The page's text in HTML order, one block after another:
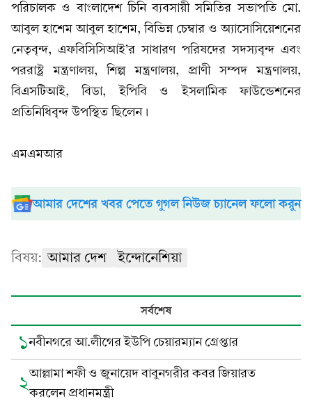
পরিচালক ও বাংলাদেশ চিনি ব্যবসায়ী সমিতির সভাপতি মো.
আবুল হাশেম আবুল হাশেম, বিভিন্ন চেম্বার ও অ্যাসোসিয়েশনের
নেতৃবৃন্দ, এফবিসিসিআই’র সাধারণ পরিষদের সদস্যবৃন্দ এবং
পররাষ্ট্র মন্ত্রণালয়, শিল্প মন্ত্রণালয়, প্রাণী সম্পদ মন্ত্রণালয়,
বিএসটিআই, বিডা, ইপিবি ও ইসলামিক ফাউন্ডেশনের
প্রতিনিধিবৃন্দ উপস্থিত ছিলেন।
এমএমআর
আমার দেশের খবর পেতে গুগল নিউজ চ্যানেল ফলো করুন
বিষয়: আমার দেশ ইন্দোনেশিয়া
সর্বশেষ
১নবীনগরে আ.লীগের ইউপি চেয়ারম্যান গ্রেপ্তার
২আল্লামা শফী ও জুনায়েদ বাবুনগরীর কবর জিয়ারত
করলেন প্রধানমন্ত্রী